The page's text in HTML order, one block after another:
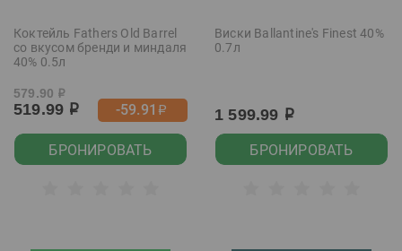
Коктейль Fathers Old Barrel
со вкусом бренди и миндаля
40% 0.5л
579.90 р
519.99 р -59.91 р
БРОНИРОВАТЬ
Виски Ballantine's Finest 40%
0.7л
1 599.99 р
БРОНИРОВАТЬ